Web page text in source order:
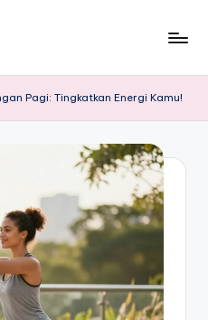
Pagi: Tingkatkan Energi Kamu!